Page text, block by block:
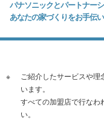
パナソニックとパートナー
あなたの家づくりをお手伝い
※
ご紹介したサービスや
います。
すべての加盟店で行なわ
い。